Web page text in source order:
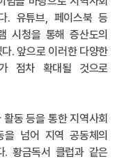
. 유튜브, 페이스북 등
시청을 통해 증산도의
. 앞으로 이러한 다양한
점차 확대될 것으로
동 등을 통한 지역사회
넘어 지역 공동체의
. 황금독서 클럽과 같은